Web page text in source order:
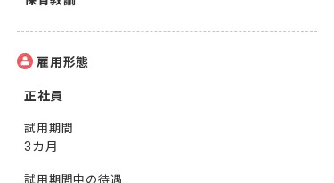
雇用形態
正社員
試用期間
3カ月
試用期間中の待遇